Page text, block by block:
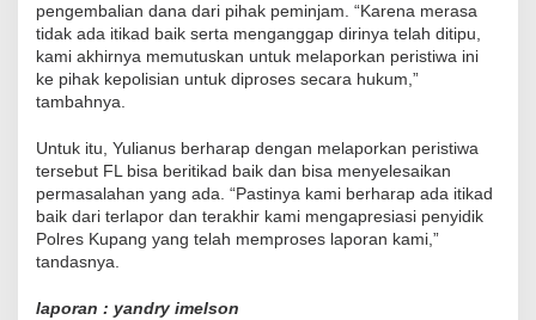
pengembalian dana dari pihak peminjam. “Karena merasa
tidak ada itikad baik serta menganggap dirinya telah ditipu,
kami akhirnya memutuskan untuk melaporkan peristiwa ini
ke pihak kepolisian untuk diproses secara hukum,”
tambahnya.
Untuk itu, Yulianus berharap dengan melaporkan peristiwa
tersebut FL bisa beritikad baik dan bisa menyelesaikan
permasalahan yang ada. “Pastinya kami berharap ada itikad
baik dari terlapor dan terakhir kami mengapresiasi penyidik
Polres Kupang yang telah memproses laporan kami,”
tandasnya.
laporan : yandry imelson